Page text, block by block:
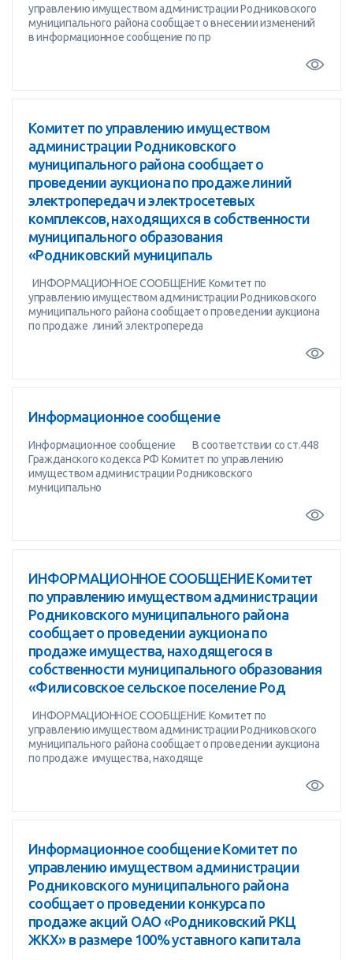
управлению имуществом администрации Родниковского
муниципального района сообщает о внесении изменений
в информационное сообщение по пр
Комитет по управлению имуществом
администрации Родниковского
муниципального района сообщает о
проведении аукциона по продаже линий
электропередач и электросетевых
комплексов, находящихся в собственности
муниципального образования
«Родниковский муниципаль
ИНФОРМАЦИОННОЕ СООБЩЕНИЕ Комитет по
управлению имуществом администрации Родниковского
муниципального района сообщает о проведении аукциона
по продаже линий электропереда
Информационное сообщение
Информационное сообщение В соответствии со ст.448
Гражданского кодекса РФ Комитет по управлению
имуществом администрации Родниковского
муниципально
ИНФОРМАЦИОННОЕ СООБЩЕНИЕ Комитет
по управлению имуществом администрации
Родниковского муниципального района
сообщает о проведении аукциона по
продаже имущества, находящегося в
собственности муниципального образования
«Филисовское сельское поселение Род
ИНФОРМАЦИОННОЕ СООБЩЕНИЕ Комитет по
управлению имуществом администрации Родниковского
муниципального района сообщает о проведении аукциона
по продаже имущества, находяще
Информационное сообщение Комитет по
управлению имуществом администрации
Родниковского муниципального района
сообщает о проведении конкурса по
продаже акций ОАО «Родниковский РКЦ
ЖКХ» в размере 100% уставного капитала